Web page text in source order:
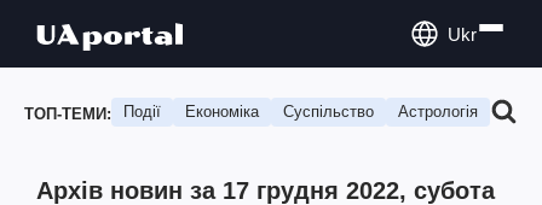
Ukr
ТОП-ТЕМИ: Події Економіка Суспільство Астрологія
Архів новин за 17 грудня 2022, субота